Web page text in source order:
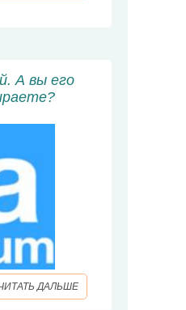
А вы его
ДАЛЬШЕ